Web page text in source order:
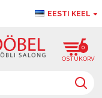
EESTI KEEL
0